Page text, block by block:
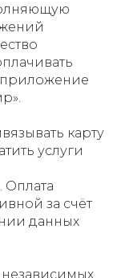
приложение
карту
услуги
за счёт
данных